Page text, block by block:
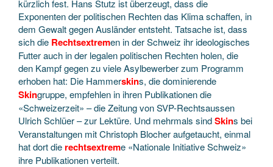
kürzlich fest. Hans Stutz ist überzeugt, dass die
Exponenten der politischen Rechten das Klima schaffen, in
dem Gewalt gegen Ausländer entsteht. Tatsache ist, dass
sich die Rechtsextremen in der Schweiz ihr ideologisches
Futter auch in der legalen politischen Rechten holen, die
den Kampf gegen zu viele Asylbewerber zum Programm
erhoben hat: Die Hammerskins, die dominierende
Skingruppe, empfehlen in ihren Publikationen die
«Schweizerzeit» – die Zeitung von SVP-Rechtsaussen
Ulrich Schlüer – zur Lektüre. Und mehrmals sindSkins bei
Veranstaltungen mit Christoph Blocher aufgetaucht, einmal
hat dort die rechtsextreme «Nationale Initiative Schweiz»
ihre Publikationen verteilt.